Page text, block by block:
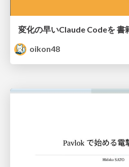
変化の早いClaude Codeを 書
oikon48